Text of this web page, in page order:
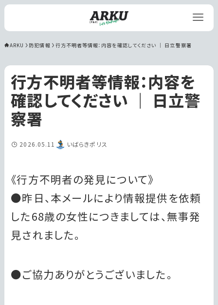
ARKU 防犯情報 行方不明者等情報：内容を確認してください ｜ 日立警察署
行方不明者等情報：内容を
確認してください ｜ 日立警
察署
2026.05.11 いばらきポリス
《行方不明者の発見について》
●昨日、本メールにより情報提供を依頼
した68歳の女性につきましては、無事発
見されました。
●ご協力ありがとうございました。